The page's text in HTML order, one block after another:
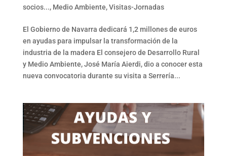
socios..., Medio Ambiente,Visitas-Jornadas
El Gobierno de Navarra dedicará 1,2 millones de euros
en ayudas para impulsar la transformación de la
industria de la madera El consejero de Desarrollo Rural
y Medio Ambiente, José María Aierdi, dio a conocer esta
nueva convocatoria durante su visita a Serrería...